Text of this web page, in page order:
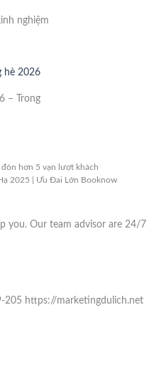
nghiệm
hè 2026
– Trong
đón hơn 5 vạn lượt khách
2025 | Ưu Đai Lớn Booknow
you. Our team advisor are 24/7
205 https://marketingdulich.net